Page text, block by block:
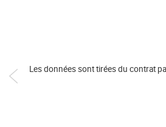
Les données sont tirées du contrat